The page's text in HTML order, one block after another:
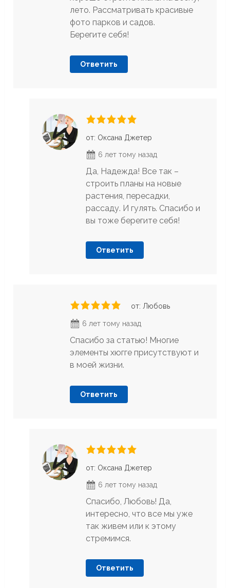
лето. Рассматривать красивые
фото парков и садов.
Берегите себя!
Ответить
от: Оксана Джетер
6 лет тому назад
Да, Надежда! Все так –
строить планы на новые
растения, пересадки,
рассаду. И гулять. Спасибо и
вы тоже берегите себя!
Ответить
от: Любовь
6 лет тому назад
Спасибо за статью! Многие
элементы хюгге присутствуют и
в моей жизни.
Ответить
от: Оксана Джетер
6 лет тому назад
Спасибо, Любовь! Да,
интересно, что все мы уже
так живем или к этому
стремимся.
Ответить